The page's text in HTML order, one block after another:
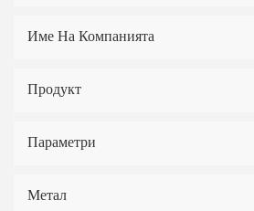
Име На Компанията
Продукт
Параметри
Метал